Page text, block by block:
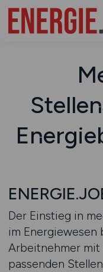
Der Einstieg in
im Energiewesen
Arbeitnehmer mit
passenden